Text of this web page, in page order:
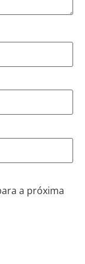
a próxima